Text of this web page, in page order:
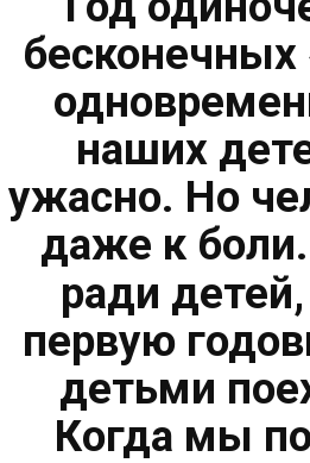
наших
ужасно. Но
даже к
ради
первую
детьми
Когда мы